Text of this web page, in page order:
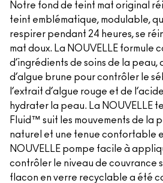
Notre fond de teint mat original
teint emblématique, modulable,
respirer pendant 24 heures, se
mat doux. La NOUVELLE formule
d’ingrédients de soins de la peau,
d’algue brune pour contrôler le
l’extrait d’algue rouge et de
hydrater la peau. La NOUVELLE
Fluid™ suit les mouvements de la
naturel et une tenue confortable
NOUVELLE pompe facile à
contrôler le niveau de couvrance
flacon en verre recyclable a été